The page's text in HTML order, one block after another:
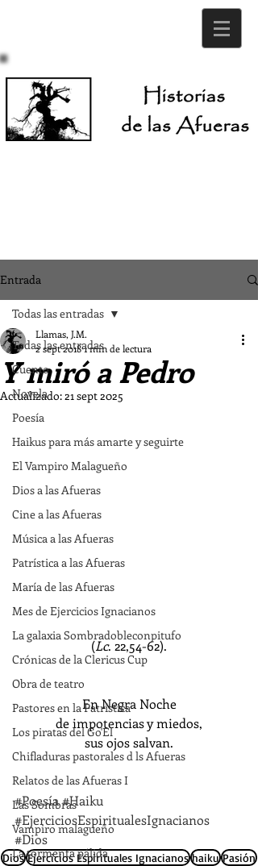
Entrada
Todas las entradas
Cuento
Novela
Poesía
Haikus para más amarte y seguirte
El Vampiro Malagueño
Dios a las Afueras
Cine a las Afueras
Música a las Afueras
Patrística a las Afueras
María de las Afueras
Mes de Ejercicios Ignacianos
La galaxia Sombradobleconpitufo
Crónicas de la Clericus Cup
Obra de teatro
Pastores en la Patrística
Los piratas del Go'El
Chifladuras pastorales d ls Afueras
Relatos de las Afueras I
Las Sombras
Vampiro malagueño
La tormenta pálida
Todas las entradas
Y miró a Pedro
Llamas, J.M.
2 sept 20181 min de lectura
Actualizado:21 sept 2025
(Lc. 22,54-62).
En Negra Noche
de impotencias y miedos,
sus ojos salvan.
#Poesía#Haiku
#EjerciciosEspiritualesIgnacianos
#Dios
Dios Ejercicios Espirituales Ignacianos haiku Pasión